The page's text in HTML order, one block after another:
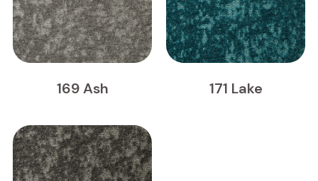
169 Ash 171 Lake